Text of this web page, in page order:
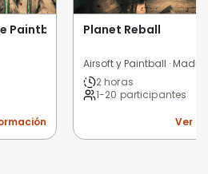
Paintball AEDPPlanet Reball
Airsoft y Paintball · Madrid
2 horas
1-20 participantes
Ver